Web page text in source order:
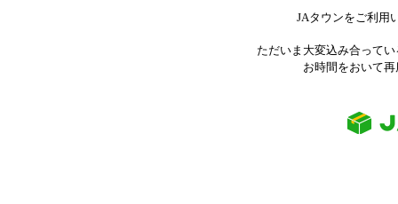
JAタウンをご利用
ただいま大変込み合って
お時間をおいて